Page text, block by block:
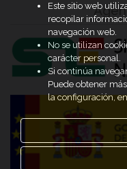
Este sitio web
recopilar
navegación web.
No se utilizan
carácter personal.
Si continúa
Puede obtener
la configuración,